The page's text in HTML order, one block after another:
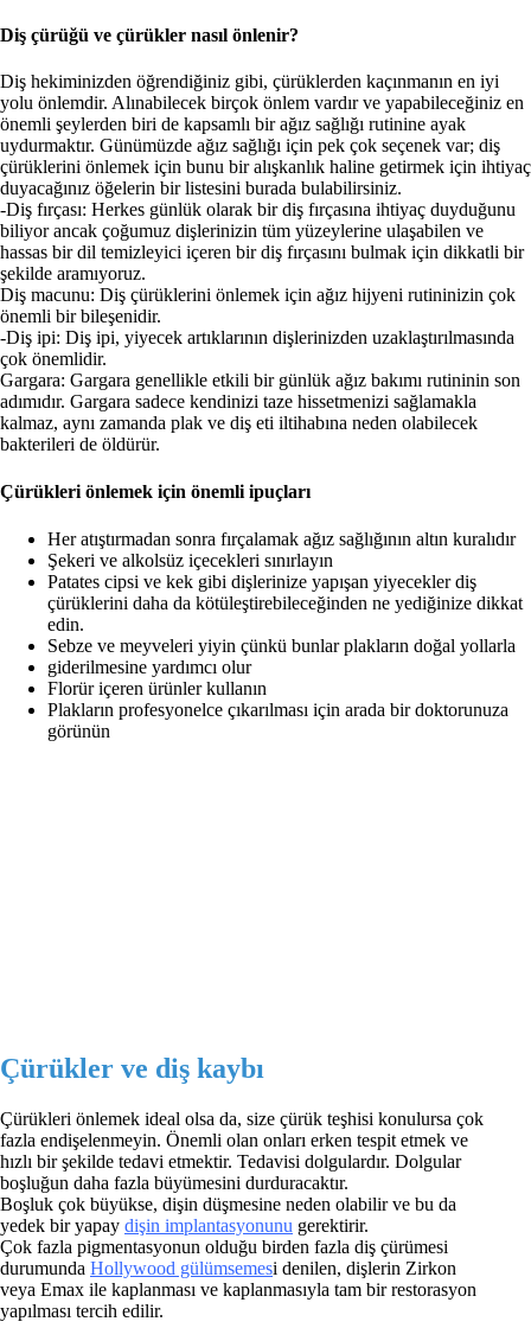
Diş çürüğü ve çürükler nasıl önlenir?
Diş hekiminizden öğrendiğiniz gibi, çürüklerden kaçınmanın en iyi
yolu önlemdir. Alınabilecek birçok önlem vardır ve yapabileceğiniz en
önemli şeylerden biri de kapsamlı bir ağız sağlığı rutinine ayak
uydurmaktır. Günümüzde ağız sağlığı için pek çok seçenek var; diş
çürüklerini önlemek için bunu bir alışkanlık haline getirmek için ihtiyaç
duyacağınız öğelerin bir listesini burada bulabilirsiniz.
-Diş fırçası: Herkes günlük olarak bir diş fırçasına ihtiyaç duyduğunu
biliyor ancak çoğumuz dişlerinizin tüm yüzeylerine ulaşabilen ve
hassas bir dil temizleyici içeren bir diş fırçasını bulmak için dikkatli bir
şekilde aramıyoruz.
Diş macunu: Diş çürüklerini önlemek için ağız hijyeni rutininizin çok
önemli bir bileşenidir.
-Diş ipi: Diş ipi, yiyecek artıklarının dişlerinizden uzaklaştırılmasında
çok önemlidir.
Gargara: Gargara genellikle etkili bir günlük ağız bakımı rutininin son
adımıdır. Gargara sadece kendinizi taze hissetmenizi sağlamakla
kalmaz, aynı zamanda plak ve diş eti iltihabına neden olabilecek
bakterileri de öldürür.
Çürükleri önlemek için önemli ipuçları
Her atıştırmadan sonra fırçalamak ağız sağlığının altın kuralıdır
Şekeri ve alkolsüz içecekleri sınırlayın
Patates cipsi ve kek gibi dişlerinize yapışan yiyecekler diş
çürüklerini daha da kötüleştirebileceğinden ne yediğinize dikkat
edin.
Sebze ve meyveleri yiyin çünkü bunlar plakların doğal yollarla
giderilmesine yardımcı olur
Florür içeren ürünler kullanın
Plakların profesyonelce çıkarılması için arada bir doktorunuza
görünün
Çürükler ve diş kaybı
Çürükleri önlemek ideal olsa da, size çürük teşhisi konulursa çok
fazla endişelenmeyin. Önemli olan onları erken tespit etmek ve
hızlı bir şekilde tedavi etmektir. Tedavisi dolgulardır. Dolgular
boşluğun daha fazla büyümesini durduracaktır.
Boşluk çok büyükse, dişin düşmesine neden olabilir ve bu da
yedek bir yapay dişin implantasyonunu gerektirir.
Çok fazla pigmentasyonun olduğu birden fazla diş çürümesi
durumunda Hollywood gülümsemesi denilen, dişlerin Zirkon
veya Emax ile kaplanması ve kaplanmasıyla tam bir restorasyon
yapılması tercih edilir.